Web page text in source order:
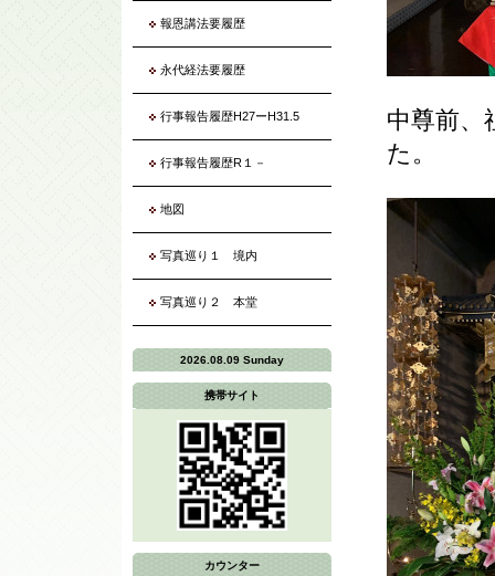
中尊前、
た。
報恩講法要履歴
永代経法要履歴
行事報告履歴H27ーH31.5
行事報告履歴R１－
地図
写真巡り１ 境内
写真巡り２ 本堂
2026.08.09 Sunday
携帯サイト
カウンター